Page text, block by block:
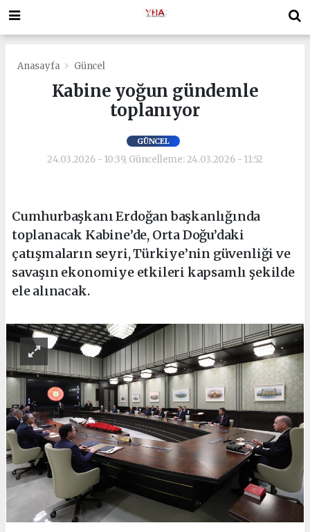
Anasayfa Güncel
Kabine yoğun gündemle
toplanıyor
GÜNCEL
24.03.2026 - 10:39, Güncelleme: 24.03.2026 - 11:52
Cumhurbaşkanı Erdoğan başkanlığında
toplanacak Kabine’de, Orta Doğu’daki
çatışmaların seyri, Türkiye’nin güvenliği ve
savaşın ekonomiye etkileri kapsamlı şekilde
ele alınacak.